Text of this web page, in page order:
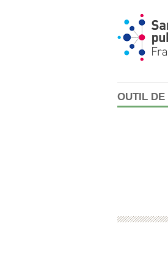
OUTIL DE